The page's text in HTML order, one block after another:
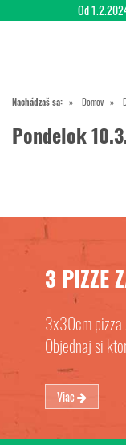
Nachádzaš sa: Domov
Pondelok
3 PIZZE
3x30cm pizza
Objednaj si
Viac
Od